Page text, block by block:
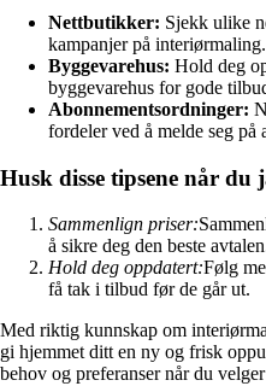
Nettbutikker: Sjekk ulike
kampanjer på interiørmaling.
Byggevarehus: Hold deg
byggevarehus for gode
Abonnementsordninger:
fordeler ved å melde seg
Husk disse tipsene når
Sammenlign priser:
å sikre deg den beste
Hold deg oppdatert:Følg
få tak i tilbud før de går ut.
Med riktig kunnskap om
gi hjemmet ditt en ny og frisk
behov og preferanser når du